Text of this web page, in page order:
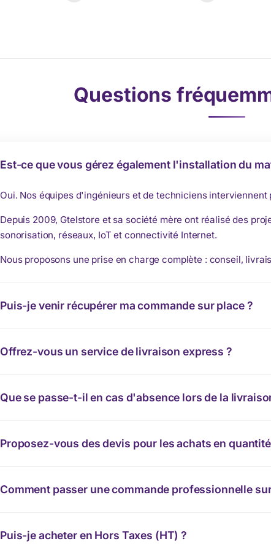
Questions
Est-ce que vous gérez également l'installation du
Oui. Nos équipes d'ingénieurs et de techniciens interviennent
Depuis 2009, Gtelstore et sa société mère ont réalisé des
sonorisation, réseaux, IoT et connectivité Internet.
Nous proposons une prise en charge complète : conseil,
Puis-je venir récupérer ma commande sur place ?
Offrez-vous un service de livraison express ?
Que se passe-t-il en cas d'absence lors de la
Proposez-vous des devis pour les achats en
Comment passer une commande professionnelle
Puis-je acheter en Hors Taxes (HT) ?